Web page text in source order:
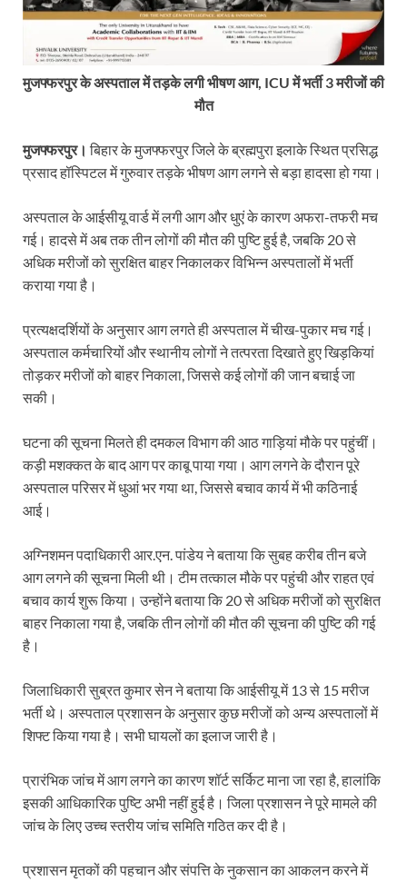
मुजफ्फरपुर के अस्पताल में तड़के लगी भीषण आग, ICU में भर्ती 3 मरीजों की
मौत
मुजफ्फरपुर। बिहार के मुजफ्फरपुर जिले के ब्रह्मपुरा इलाके स्थित प्रसिद्ध
प्रसाद हॉस्पिटल में गुरुवार तड़के भीषण आग लगने से बड़ा हादसा हो गया।
अस्पताल के आईसीयू वार्ड में लगी आग और धुएं के कारण अफरा-तफरी मच
गई। हादसे में अब तक तीन लोगों की मौत की पुष्टि हुई है, जबकि 20 से
अधिक मरीजों को सुरक्षित बाहर निकालकर विभिन्न अस्पतालों में भर्ती
कराया गया है।
प्रत्यक्षदर्शियों के अनुसार आग लगते ही अस्पताल में चीख-पुकार मच गई।
अस्पताल कर्मचारियों और स्थानीय लोगों ने तत्परता दिखाते हुए खिड़कियां
तोड़कर मरीजों को बाहर निकाला, जिससे कई लोगों की जान बचाई जा
सकी।
घटना की सूचना मिलते ही दमकल विभाग की आठ गाड़ियां मौके पर पहुंचीं।
कड़ी मशक्कत के बाद आग पर काबू पाया गया। आग लगने के दौरान पूरे
अस्पताल परिसर में धुआं भर गया था, जिससे बचाव कार्य में भी कठिनाई
आई।
अग्निशमन पदाधिकारी आर.एन. पांडेय ने बताया कि सुबह करीब तीन बजे
आग लगने की सूचना मिली थी। टीम तत्काल मौके पर पहुंची और राहत एवं
बचाव कार्य शुरू किया। उन्होंने बताया कि 20 से अधिक मरीजों को सुरक्षित
बाहर निकाला गया है, जबकि तीन लोगों की मौत की सूचना की पुष्टि की गई
है।
जिलाधिकारी सुब्रत कुमार सेन ने बताया कि आईसीयू में 13 से 15 मरीज
भर्ती थे। अस्पताल प्रशासन के अनुसार कुछ मरीजों को अन्य अस्पतालों में
शिफ्ट किया गया है। सभी घायलों का इलाज जारी है।
प्रारंभिक जांच में आग लगने का कारण शॉर्ट सर्किट माना जा रहा है, हालांकि
इसकी आधिकारिक पुष्टि अभी नहीं हुई है। जिला प्रशासन ने पूरे मामले की
जांच के लिए उच्च स्तरीय जांच समिति गठित कर दी है।
प्रशासन मृतकों की पहचान और संपत्ति के नुकसान का आकलन करने में